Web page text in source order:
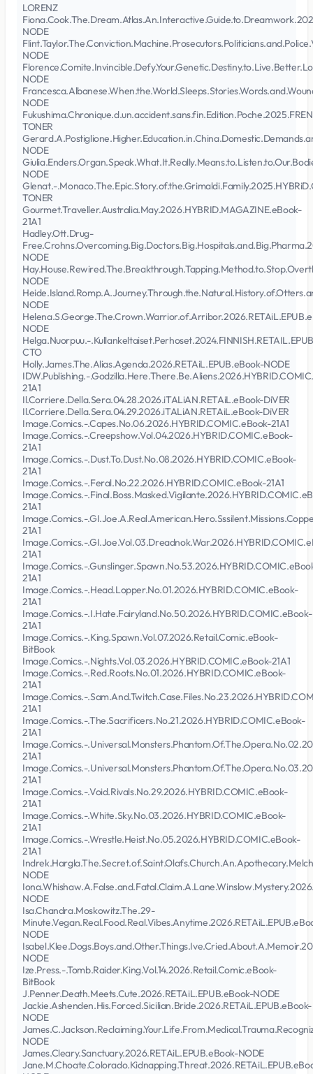
LORENZ
NODE
NODE
NODE
NODE
TONER
NODE
NODE
Glenat.-
TONER
Gourmet.Traveller.Australia.May.2026.HYBRID.MAGAZINE.eBook-
21A1
Hadley.Ott.Drug-
NODE
NODE
NODE
NODE
Helga.Nuorpuu.-
CTO
Holly.James.The.Alias.Agenda.2026.RETAiL.EPUB.eBook-NODE
IDW.Publishing.-
21A1
Il.Corriere.Della.Sera.04.28.2026.iTALiAN.RETAiL.eBook-DiVER
Il.Corriere.Della.Sera.04.29.2026.iTALiAN.RETAiL.eBook-DiVER
Image.Comics.-.Capes.No.06.2026.HYBRID.COMIC.eBook-21A1
Image.Comics.-.Creepshow.Vol.04.2026.HYBRID.COMIC.eBook-
21A1
Image.Comics.-.Dust.To.Dust.No.08.2026.HYBRID.COMIC.eBook-
21A1
Image.Comics.-.Feral.No.22.2026.HYBRID.COMIC.eBook-21A1
Image.Comics.-
21A1
Image.Comics.-
21A1
Image.Comics.-
21A1
Image.Comics.-
21A1
Image.Comics.-.Head.Lopper.No.01.2026.HYBRID.COMIC.eBook-
21A1
Image.Comics.-.I.Hate.Fairyland.No.50.2026.HYBRID.COMIC.eBook-
21A1
Image.Comics.-.King.Spawn.Vol.07.2026.Retail.Comic.eBook-
BitBook
Image.Comics.-.Nights.Vol.03.2026.HYBRID.COMIC.eBook-21A1
Image.Comics.-.Red.Roots.No.01.2026.HYBRID.COMIC.eBook-
21A1
Image.Comics.-
21A1
Image.Comics.-.The.Sacrificers.No.21.2026.HYBRID.COMIC.eBook-
21A1
Image.Comics.-
21A1
Image.Comics.-
21A1
Image.Comics.-.Void.Rivals.No.29.2026.HYBRID.COMIC.eBook-
21A1
Image.Comics.-.White.Sky.No.03.2026.HYBRID.COMIC.eBook-
21A1
Image.Comics.-.Wrestle.Heist.No.05.2026.HYBRID.COMIC.eBook-
21A1
NODE
NODE
Isa.Chandra.Moskowitz.The.29-
NODE
NODE
Ize.Press.-.Tomb.Raider.King.Vol.14.2026.Retail.Comic.eBook-
BitBook
J.Penner.Death.Meets.Cute.2026.RETAiL.EPUB.eBook-NODE
Jackie.Ashenden.His.Forced.Sicilian.Bride.2026.RETAiL.EPUB.eBook-
NODE
NODE
James.Cleary.Sanctuary.2026.RETAiL.EPUB.eBook-NODE